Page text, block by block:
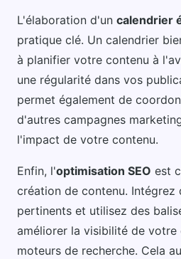
L'élaboration d'un calendrier
pratique clé. Un calendrier
à planifier votre contenu à
une régularité dans vos
permet également de
d'autres campagnes
l'impact de votre contenu.
Enfin, l'optimisation SEO est
création de contenu. Intégrez
pertinents et utilisez des
améliorer la visibilité de votre
moteurs de recherche. Cela